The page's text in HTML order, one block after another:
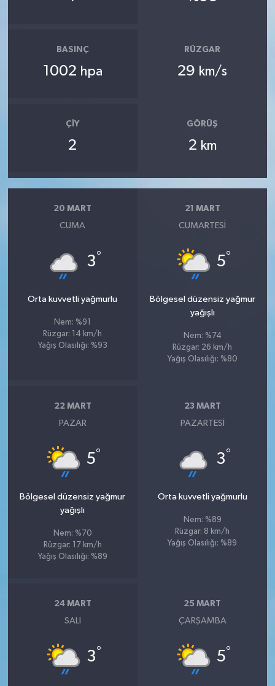
BASINÇ
1002 hpa
RÜZGAR
29 km/s
ÇIY
2
GÖRÜŞ
2 km
20 MART
CUMA
3°
Orta kuvvetli yağmurlu
Nem: %91
Rüzgar: 14 km/h
Yağış Olasılığı: %93
21 MART
CUMARTESI
5°
Bölgesel düzensiz yağmur
yağışlı
Nem: %74
Rüzgar: 26 km/h
Yağış Olasılığı: %80
22 MART
PAZAR
5°
Bölgesel düzensiz yağmur
yağışlı
Nem: %70
Rüzgar: 17 km/h
Yağış Olasılığı: %89
23 MART
PAZARTESI
3°
Orta kuvvetli yağmurlu
Nem: %89
Rüzgar: 8 km/h
Yağış Olasılığı: %89
24 MART
SALI
3°
25 MART
ÇARŞAMBA
5°